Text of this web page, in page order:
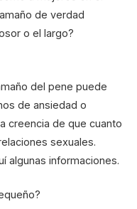
de verdad
o el largo?
del pene puede
de ansiedad o
creencia de que cuanto
sexuales.
algunas informaciones.